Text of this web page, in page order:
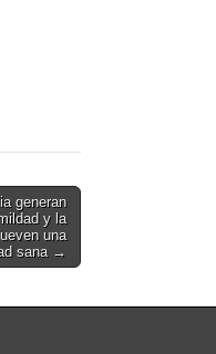
generan
y la
una
sana →